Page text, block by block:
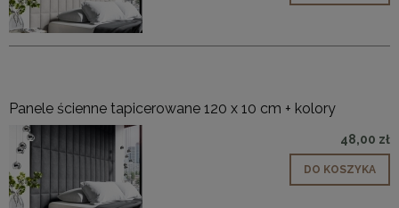
Panele ścienne tapicerowane 120 x 10 cm + kolory
48,00 zł
DO KOSZYKA